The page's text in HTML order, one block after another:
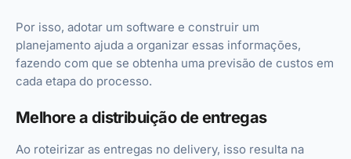
Por isso, adotar um software e construir um
planejamento ajuda a organizar essas informações,
fazendo com que se obtenha uma previsão de custos em
cada etapa do processo.
Melhore a distribuição de entregas
Ao roteirizar as entregas no delivery, isso resulta na